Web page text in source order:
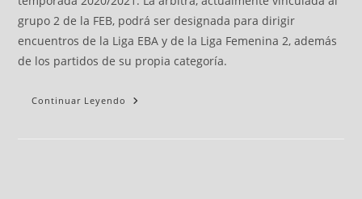
grupo 2 de la FEB, podrá ser designada para dirigir
encuentros de la Liga EBA y de la Liga Femenina 2, además
de los partidos de su propia categoría.
Continuar Leyendo